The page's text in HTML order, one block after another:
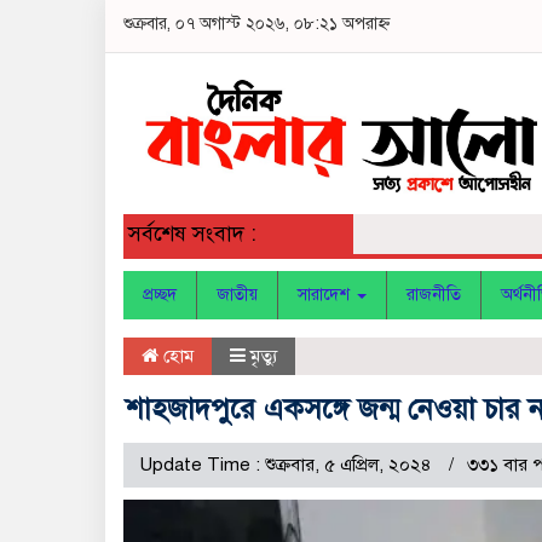
শুক্রবার, ০৭ অগাস্ট ২০২৬, ০৮:২১ অপরাহ্ন
সর্বশেষ সংবাদ :
প্রচ্ছদ জাতীয় সারাদেশ রাজনীতি
হোম মৃত্যু
শাহজাদপুরে একসঙ্গে জন্ম নেওয়া
Update Time : শুক্রবার, ৫ এপ্রিল, ২০২৪ ৩৩১ বার